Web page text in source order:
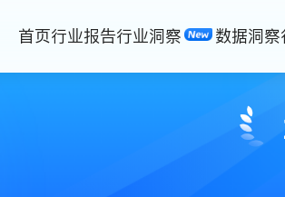
首页行业报告行业洞察 数据洞察
狗冻干主
猫